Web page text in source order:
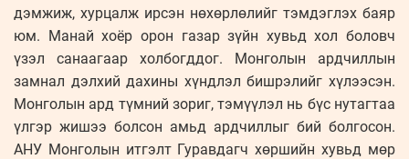
дэмжиж, хурцалж ирсэн нөхөрлөлийг тэмдэглэх баяр
юм. Манай хоёр орон газар зүйн хувьд хол боловч
үзэл санаагаар холбогддог. Монголын ардчиллын
замнал дэлхий дахины хүндлэл бишрэлийг хүлээсэн.
Монголын ард түмний зориг, тэмүүлэл нь бүс нутагтаа
үлгэр жишээ болсон амьд ардчиллыг бий болгосон.
АНУ Монголын итгэлт Гуравдагч хөршийн хувьд мөр